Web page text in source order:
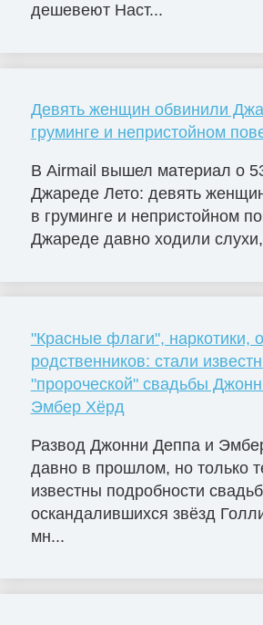
дешевеют Наст...
Девять женщин обвинили
груминге и непристойном
В Airmail вышел материал о
Джареде Лето: девять
в груминге и непристойном
Джареде давно ходили
"Красные флаги", наркотики,
родственников: стали
"пророческой" свадьбы
Эмбер Хёрд
Развод Джонни Деппа и
давно в прошлом, но только
известны подробности
оскандалившихся звёзд
мн...